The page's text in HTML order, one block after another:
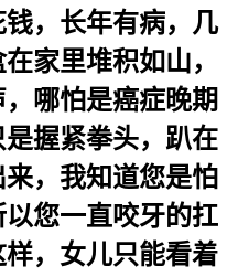
钱，长年有病，几
家里堆积如山，
哪怕是癌症晚期
握紧拳头，趴在
，我知道您是怕
您一直咬牙的扛
，女儿只能看着